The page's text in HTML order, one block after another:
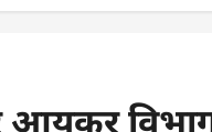
आयकर